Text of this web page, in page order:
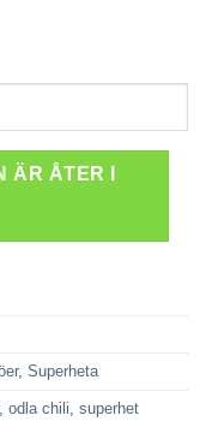
ÄR ÅTER I
, Superheta
odla chili superhet